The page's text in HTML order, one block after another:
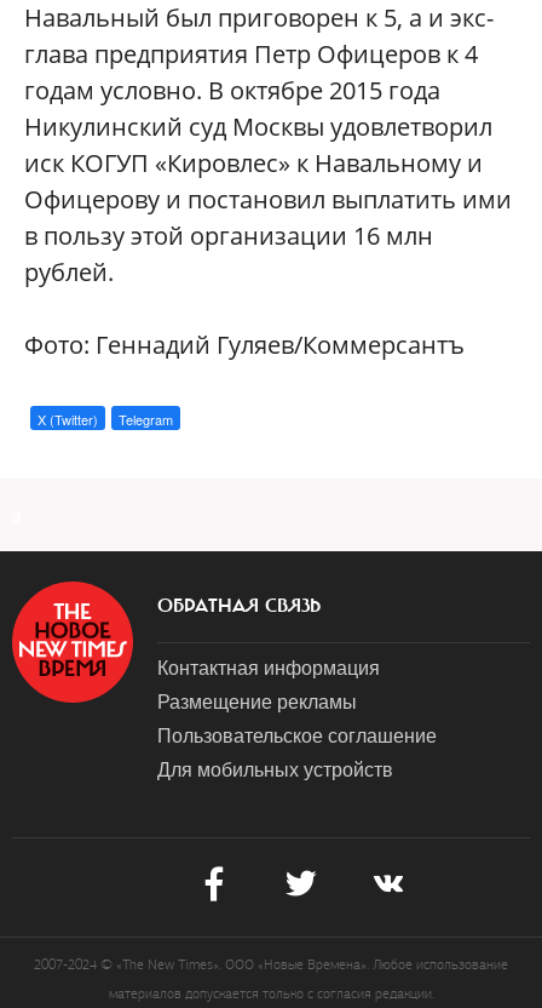
Навальный был приговорен к 5, а и экс-
глава предприятия Петр Офицеров к 4
годам условно. В октябре 2015 года
Никулинский суд Москвы удовлетворил
иск КОГУП «Кировлес» к Навальному и
Офицерову и постановил выплатить ими
в пользу этой организации 16 млн
рублей.
Фото: Геннадий Гуляев/Коммерсантъ
X (Twitter) Telegram
ОБРАТНАЯ СВЯЗЬ
Контактная информация
Размещение рекламы
Пользовательское соглашение
Для мобильных устройств
2007-2024 © «The New Times». ООО «Новые Времена». Любое использование
материалов допускается только с согласия редакции.